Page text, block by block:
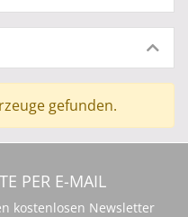
gefunden.
PER E-MAIL
kostenlosen Newsletter